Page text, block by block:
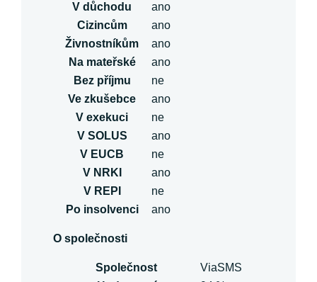
V důchodu
ano
Cizincům
ano
Živnostníkům
ano
Na mateřské
ano
Bez příjmu
ne
Ve zkušebce
ano
V exekuci
ne
V SOLUS
ano
V EUCB
ne
V NRKI
ano
V REPI
ne
Po insolvenci
ano
O společnosti
Společnost
ViaSMS